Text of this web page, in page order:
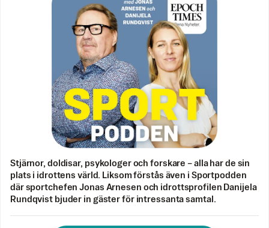
Stjärnor, doldisar, psykologer och forskare – alla har de sin
plats i idrottens värld. Liksom förstås även i Sportpodden
där sportchefen Jonas Arnesen och idrottsprofilen Danijela
Rundqvist bjuder in gäster för intressanta samtal.